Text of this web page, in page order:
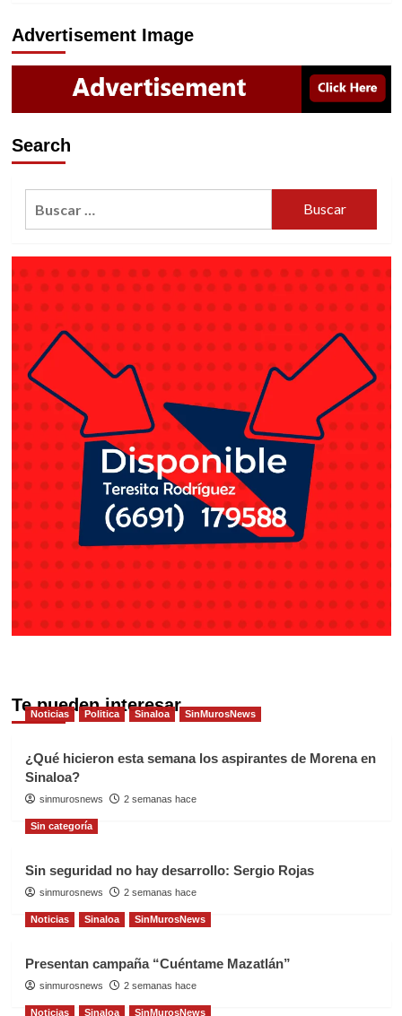
UNAS
120
TONELADAS
DE
BASURA
ESTIMAN
EN
Advertisement Image
Search
Te pueden interesar
Noticias Politica Sinaloa SinMurosNews
¿Qué hicieron esta semana los aspirantes de Morena en
Sinaloa?
sinmurosnews 2 semanas hace
Sin categoría
Sin seguridad no hay desarrollo: Sergio Rojas
sinmurosnews 2 semanas hace
Noticias Sinaloa SinMurosNews
Presentan campaña “Cuéntame Mazatlán”
sinmurosnews 2 semanas hace
Noticias Sinaloa SinMurosNews